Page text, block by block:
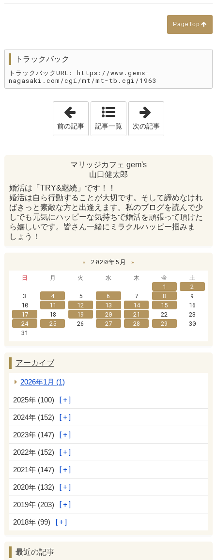
PageTop
トラックバック
トラックバックURL: https://www.gems-
nagasaki.com/cgi/mt/mt-tb.cgi/1963
「今週末はごつかです‼️（すごいです）
前の記事 記事一覧 次の記事
マリッジカフェ gem's
山口健太郎
婚活は「TRY&継続」です！！
婚活は自ら行動することが大切です。そして諦めなけれ
ばきっと素敵な方と出逢えます。私のブログを読んで少
しでも元気にハッピーな気持ちで婚活を頑張って頂けた
ら嬉しいです。皆さん一緒にミラクルハッピー掴みま
しょう！
« 2020年5月
»
日
月 火 水 木 金
土
1
2
3
4 5 6 7 8
9
10
11 12 13 14 15
16
17
18 19 20 21 22
23
24
25 26 27 28 29
30
31
アーカイブ
2026年1月 (1)
2025年 (100)
2024年 (152)
2023年 (147)
2022年 (152)
2021年 (147)
2020年 (132)
2019年 (203)
2018年 (99)
最近の記事